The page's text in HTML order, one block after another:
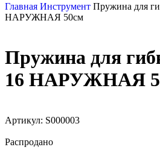
Главная Инструмент Пружина для
НАРУЖНАЯ 50см
Пружина для
16 НАРУЖНАЯ
Артикул: S000003
Распродано